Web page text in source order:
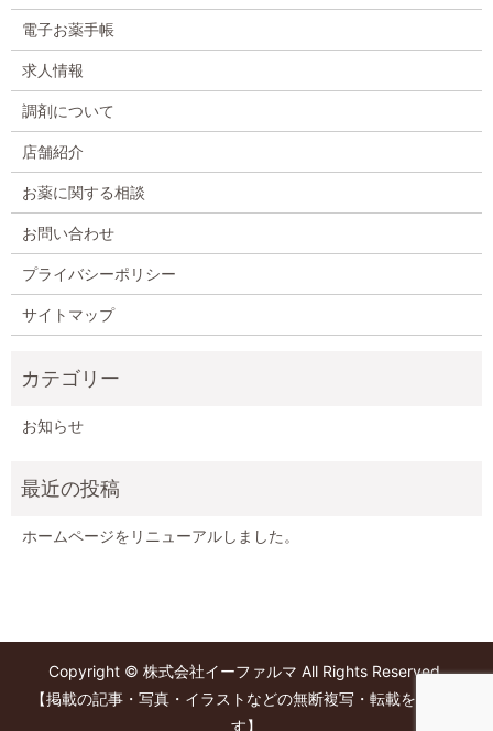
電子お薬手帳
求人情報
調剤について
店舗紹介
お薬に関する相談
お問い合わせ
プライバシーポリシー
サイトマップ
お知らせ
ホームページをリニューアルしました。
Copyright © 株式会社イーファルマ All Rights Reserved.
【掲載の記事・写真・イラストなどの無断複写・転載を禁じま
す】